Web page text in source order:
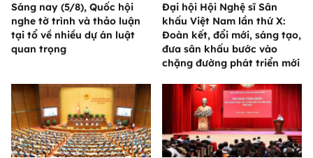
Sáng nay (5/8), Quốc hội
nghe tờ trình và thảo luận
tại tổ về nhiều dự án luật
quan trọng
Đại hội Hội Nghệ sĩ Sân
khấu Việt Nam lần thứ X:
Đoàn kết, đổi mới, sáng tạo,
đưa sân khấu bước vào
chặng đường phát triển mới